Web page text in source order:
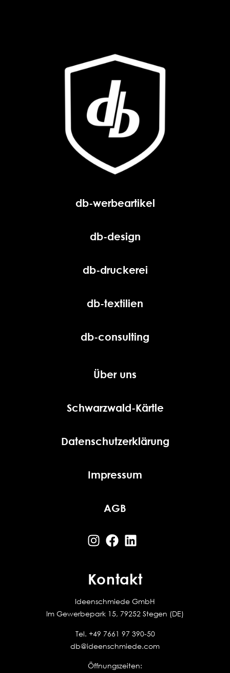
db-werbeartikel
db-design
db-druckerei
db-textilien
db-consulting
Über uns
Schwarzwald-Kärtle
Datenschutzerklärung
Impressum
AGB
Kontakt
Ideenschmiede GmbH
Im Gewerbepark 15, 79252 Stegen (DE)
Tel. +49 7661 97 390-50
db@ideenschmiede.com
Öffnungszeiten: